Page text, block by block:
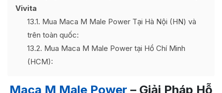
Vivita
13.1 Mua Maca M Male Power Tại Hà Nội (HN) và
trên toàn quốc:
13.2 Mua Maca M Male Power tại Hồ Chí Minh
(HCM):
Maca M Male Power – Giải Pháp Hỗ